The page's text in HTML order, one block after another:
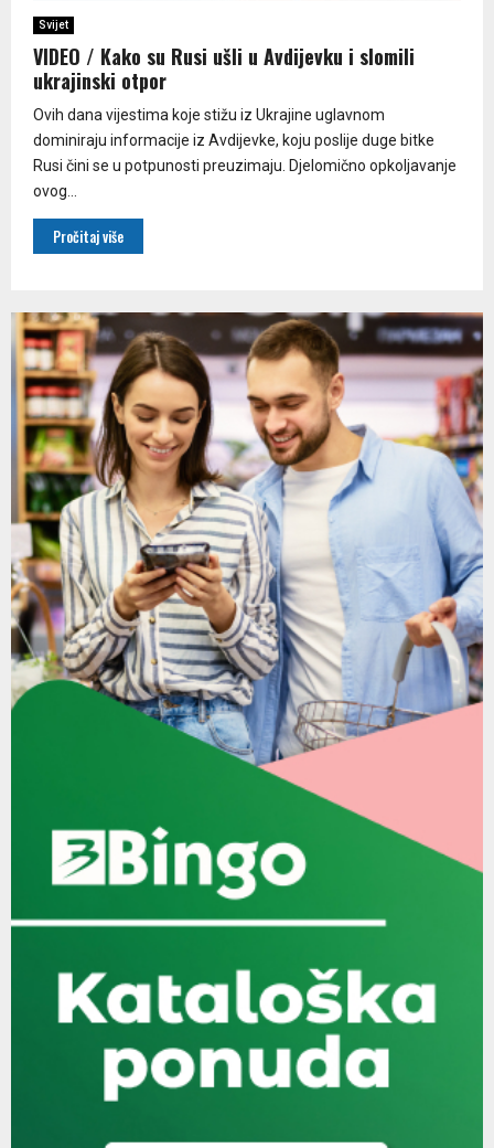
Svijet
VIDEO / Kako su Rusi ušli u Avdijevku i slomili
ukrajinski otpor
Ovih dana vijestima koje stižu iz Ukrajine uglavnom
dominiraju informacije iz Avdijevke, koju poslije duge bitke
Rusi čini se u potpunosti preuzimaju. Djelomično opkoljavanje
ovog...
Pročitaj više